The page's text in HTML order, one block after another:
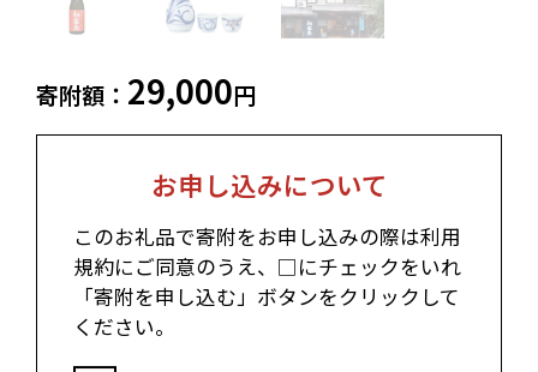
中津川市（岐阜県）
美濃加茂市（岐阜県）
郡上市（岐阜県） 浜松市（静岡県）
多気町（三重県）明和町（三重県）
東近江市（滋賀県） 京都市（京都府）
与謝野町（京都府） 大阪市（大阪府）
泉佐野市（大阪府）岸和田市（大阪府）
阪南市（大阪府）
寄附額： 29,000円
お申し込みについて
このお礼品で寄附をお申し込みの際は利用
規約にご同意のうえ、□にチェックをいれ
「寄附を申し込む」ボタンをクリックして
ください。